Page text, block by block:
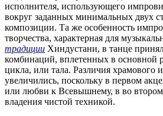
исполнителя, использующего
вокруг заданных минимальных двух
композиции. Та же особенность
творчества, характерная для
традиции Хиндустани, в танце
комбинаций, вплетенных в основной
цикла, или тала. Различия храмового
увеличились, поскольку в первом
или любви к Всевышнему, в во втором
владения чистой техникой.